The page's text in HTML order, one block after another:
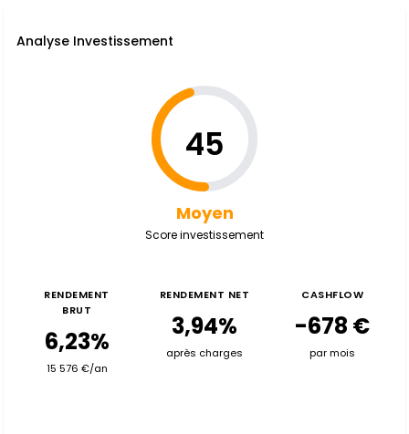
Analyse Investissement
45
Moyen
Score investissement
RENDEMENT
BRUT
6,23%
15 576 €/an
RENDEMENT NET
3,94%
après charges
CASHFLOW
-678 €
par mois